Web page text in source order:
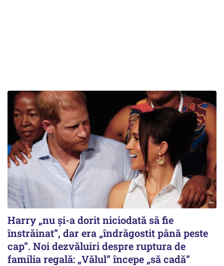
Harry „nu și-a dorit niciodată să fie
înstrăinat”, dar era „îndrăgostit până peste
cap”. Noi dezvăluiri despre ruptura de
familia regală: „Vălul” începe „să cadă”